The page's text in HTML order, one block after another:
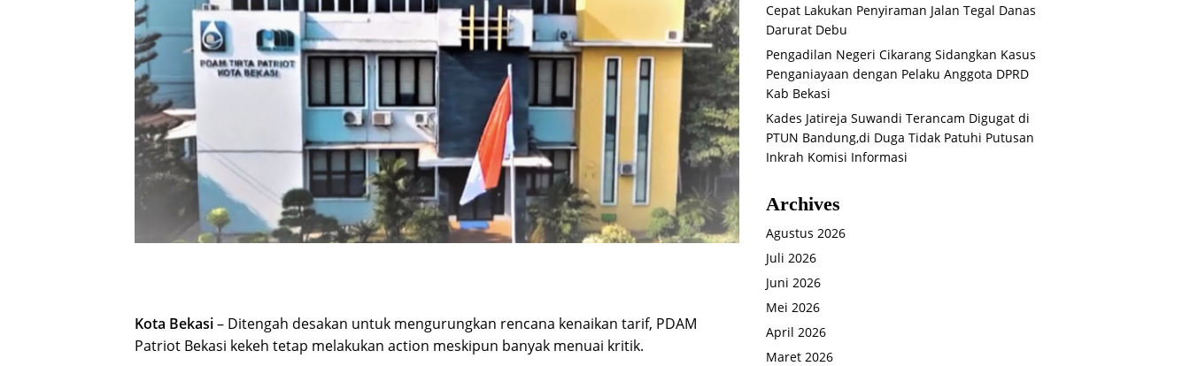
Kota Bekasi– Ditengah desakan untuk mengurungkan rencana kenaikan tarif, PDAM
Patriot Bekasi kekeh tetap melakukan action meskipun banyak menuai kritik.
Cepat Lakukan Penyiraman Jalan Tegal Danas
Darurat Debu
Pengadilan Negeri Cikarang Sidangkan Kasus
Penganiayaan dengan Pelaku Anggota DPRD
Kab Bekasi
Kades Jatireja Suwandi Terancam Digugat di
PTUN Bandung,di Duga Tidak Patuhi Putusan
Inkrah Komisi Informasi
Archives
Agustus 2026
Juli 2026
Juni 2026
Mei 2026
April 2026
Maret 2026